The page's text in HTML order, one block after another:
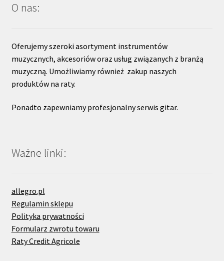
O nas:
Oferujemy szeroki asortyment instrumentów
muzycznych, akcesoriów oraz usług związanych z branżą
muzyczną. Umożliwiamy również zakup naszych
produktów na raty.
Ponadto zapewniamy profesjonalny serwis gitar.
Ważne linki:
allegro.pl
Regulamin sklepu
Polityka prywatności
Formularz zwrotu towaru
Raty Credit Agricole